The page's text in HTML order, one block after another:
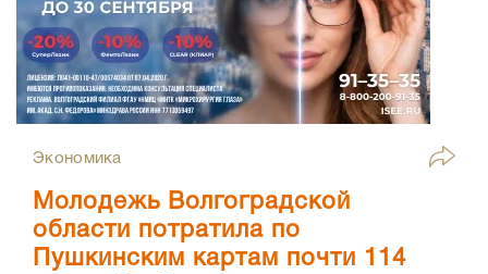
Экономика
Молодежь Волгоградской
области потратила по
Пушкинским картам почти 114